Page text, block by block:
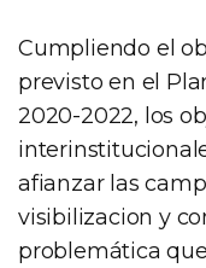
Cumpliendo el
previsto en el
2020-2022, los
afianzar las
visibilizacion y
problemática